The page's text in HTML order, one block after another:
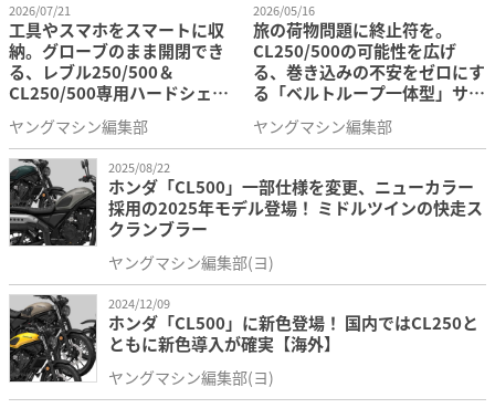
2026/07/21
工具やスマホをスマートに収
納。グローブのまま開閉でき
る、レブル250/500＆
CL250/500専用ハードシェル
エンジンサイドバッグ登場
ヤングマシン編集部
2026/05/16
旅の荷物問題に終止符を。
CL250/500の可能性を広げ
る、巻き込みの不安をゼロにす
る「ベルトループ一体型」サド
ルバッグサポートが登場
ヤングマシン編集部
2025/08/22
ホンダ「CL500」一部仕様を変更、ニューカラー
採用の2025年モデル登場！ ミドルツインの快走ス
クランブラー
ヤングマシン編集部(ヨ)
2024/12/09
ホンダ「CL500」に新色登場！ 国内ではCL250と
ともに新色導入が確実【海外】
ヤングマシン編集部(ヨ)